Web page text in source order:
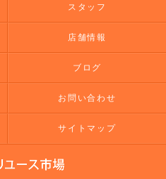
スタッフ
店舗情報
ブログ
お問い合わせ
サイトマップ